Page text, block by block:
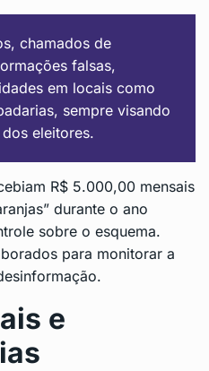
chamados de
falsas,
em locais como
sempre visando
eleitores.
R$ 5.000,00 mensais
durante o ano
sobre o esquema.
para monitorar a
e